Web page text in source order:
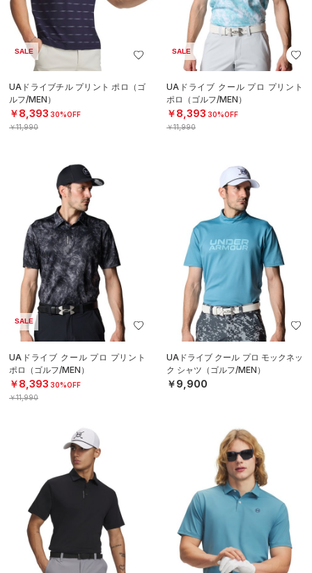
SALE
UAドライブチル プリント ポロ（ゴ
ルフ/MEN）
￥8,393 30%OFF
￥11,990
SALE
UAドライブ クール プロ プリント
ポロ（ゴルフ/MEN）
￥8,393 30%OFF
￥11,990
SALE
UAドライブ クール プロ プリント
ポロ（ゴルフ/MEN）
￥8,393 30%OFF
￥11,990
UAドライブ クール プロ モックネッ
ク シャツ（ゴルフ/MEN）
￥9,900